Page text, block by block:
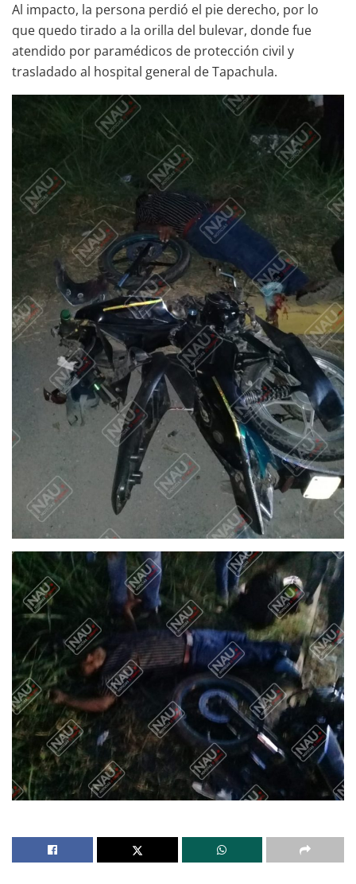
Al impacto, la persona perdió el pie derecho, por lo
que quedo tirado a la orilla del bulevar, donde fue
atendido por paramédicos de protección civil y
trasladado al hospital general de Tapachula.